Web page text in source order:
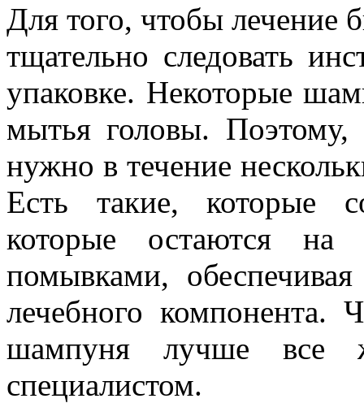
Для того, чтобы лечение
тщательно следовать
упаковке. Некоторые
мытья головы. Поэтому,
нужно в течение
Есть такие, которые
которые остаются
помывками, обеспечивая
лечебного
шампуня лучше все
специалистом.